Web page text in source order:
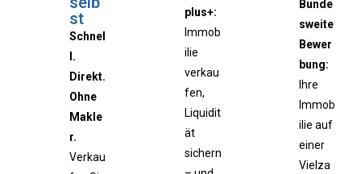
st
Schnel
l.
Direkt.
Ohne
Makle
r.
Verkau
plus+:
Immob
ilie
verkau
fen,
Liquidit
ät
sichern
Bunde
sweite
Bewer
bung:
Ihre
Immob
ilie auf
einer
Vielza